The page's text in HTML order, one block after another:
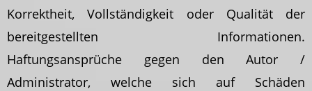
Korrektheit, Vollständigkeit oder Qualität der
bereitgestellten Informationen.
Haftungsansprüche gegen den Autor /
Administrator, welche sich auf Schäden